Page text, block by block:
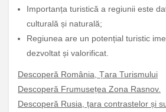
Importanța turistică a regiunii este
culturală și naturală;
Regiunea are un potențial turistic
dezvoltat și valorificat.
Descoperă România, Țara Turismului
Descoperă Frumusețea Zona Rasnov.
Descoperă Rusia, țara contrastelor și